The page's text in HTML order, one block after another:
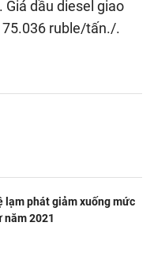
dầu diesel giao
ruble/tấn./.
lạm phát giảm xuống mức
năm 2021